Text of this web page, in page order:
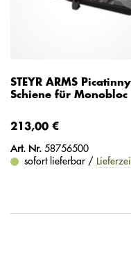
STEYR ARMS
Schiene für Monobloc
213,00 €
Art. Nr. 58756500
sofort lieferbar /